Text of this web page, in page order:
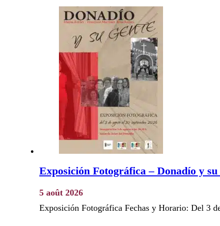
Exposición Fotográfica – Donadío y su
5 août 2026
Exposición Fotográfica Fechas y Horario: Del 3